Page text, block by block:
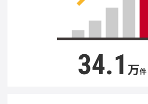
34.1 万件